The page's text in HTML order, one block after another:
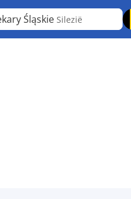
Śląskie Silezië